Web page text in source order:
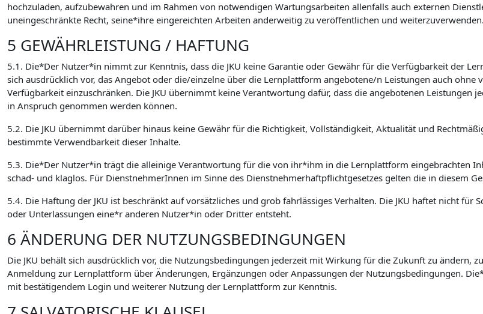
hochzuladen, aufzubewahren und im Rahmen von notwendigen Wartungsarbeiten allenfalls auch externen
uneingeschränkte Recht, seine*ihre eingereichten Arbeiten anderweitig zu veröffentlichen und weiterzuverwenden.
5 GEWÄHRLEISTUNG / HAFTUNG
5.1. Die*Der Nutzer*in nimmt zur Kenntnis, dass die JKU keine Garantie oder Gewähr für die Verfügbarkeit der
sich ausdrücklich vor, das Angebot oder die/einzelne über die Lernplattform angebotene/n Leistungen auch
Verfügbarkeit einzuschränken. Die JKU übernimmt keine Verantwortung dafür, dass die angebotenen
in Anspruch genommen werden können.
5.2. Die JKU übernimmt darüber hinaus keine Gewähr für die Richtigkeit, Vollständigkeit, Aktualität und
bestimmte Verwendbarkeit dieser Inhalte.
5.3. Die*Der Nutzer*in trägt die alleinige Verantwortung für die von ihr*ihm in die Lernplattform eingebrachten
schad- und klaglos. Für DienstnehmerInnen im Sinne des Dienstnehmerhaftpflichtgesetzes gelten die in diesem
5.4. Die Haftung der JKU ist beschränkt auf vorsätzliches und grob fahrlässiges Verhalten. Die JKU haftet nicht
oder Unterlassungen eine*r anderen Nutzer*in oder Dritter entsteht.
6 ÄNDERUNG DER NUTZUNGSBEDINGUNGEN
Die JKU behält sich ausdrücklich vor, die Nutzungsbedingungen jederzeit mit Wirkung für die Zukunft zu ändern,
Anmeldung zur Lernplattform über Änderungen, Ergänzungen oder Anpassungen der Nutzungsbedingungen.
mit bestätigendem Login und weiterer Nutzung der Lernplattform zur Kenntnis.